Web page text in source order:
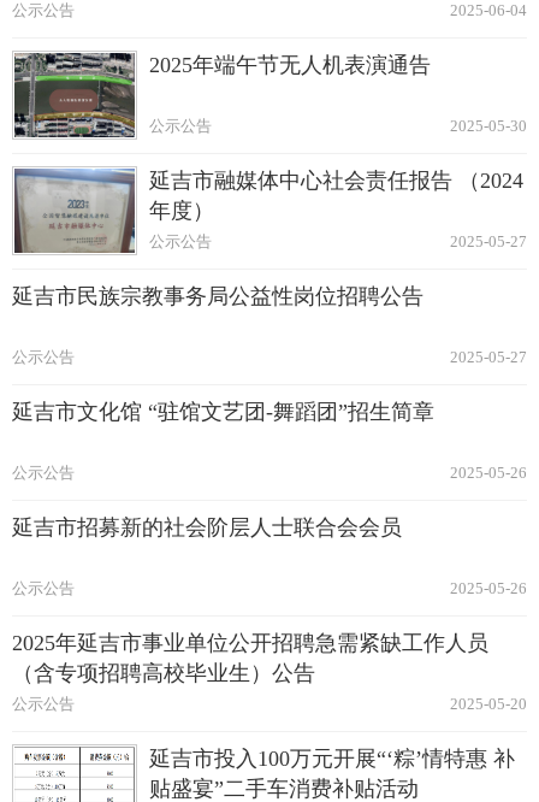
2025-06-04
公示公告
2025年端午节无人机表演通告
2025-05-30
公示公告
延吉市融媒体中心社会责任报告 （2024
年度）
2025-05-27
公示公告
延吉市民族宗教事务局公益性岗位招聘公告
2025-05-27
公示公告
延吉市文化馆 “驻馆文艺团-舞蹈团”招生简章
2025-05-26
公示公告
延吉市招募新的社会阶层人士联合会会员
2025-05-26
公示公告
2025年延吉市事业单位公开招聘急需紧缺工作人员
（含专项招聘高校毕业生）公告
2025-05-20
公示公告
延吉市投入100万元开展“‘粽’情特惠 补
贴盛宴”二手车消费补贴活动